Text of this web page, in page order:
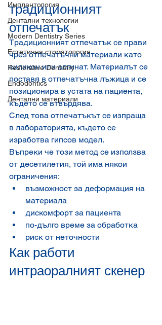
Имплантология
Дентални технологии
Modern Dentistry Series
Естетична стоматология
Restorative Dentistry
Endodontics
Дентални материали
традиционният
отпечатък
Традиционният отпечатък се прави
чрез отпечатъчни материали като
силикон или алгинат. Материалът се
поставя в отпечатъчна лъжица и се
позиционира в устата на пациента,
където се втвърдява.
След това отпечатъкът се изпраща
в лабораторията, където се
изработва гипсов модел.
Въпреки че този метод се използва
от десетилетия, той има някои
ограничения:
възможност за деформация на
материала
дискомфорт за пациента
по-дълго време за обработка
риск от неточности
Как работи
интраоралният скенер